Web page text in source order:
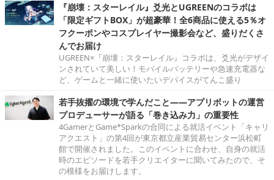
『崩壊：スターレイル』爻光とUGREENのコラボは
「限定ギフトBOX」が超豪華！全6商品に使える5％オ
フクーポンやコスプレイヤー撮影会など、盛りだくさ
んでお届け
UGREEN×『崩壊：スターレイル』コラボは、爻光がデザイ
ンされていて美しい！モバイルバッテリーや急速充電器な
ど、ゲームと一緒に使いたいデバイスがてんこ盛り
若手抜擢の環境で学んだこと――アプリボットの運営
プロデューサーが語る「巻き込み力」の重要性
4GamerとGame*Sparkの合同による就活イベント「キャリ
アクエスト」の第4回が東京都立産業貿易センター浜松町
館で開催されました。このイベントに合わせ、自身の就活
時のエピソードを若手クリエイターに聞いてみたので、そ
の模様をお届けします。